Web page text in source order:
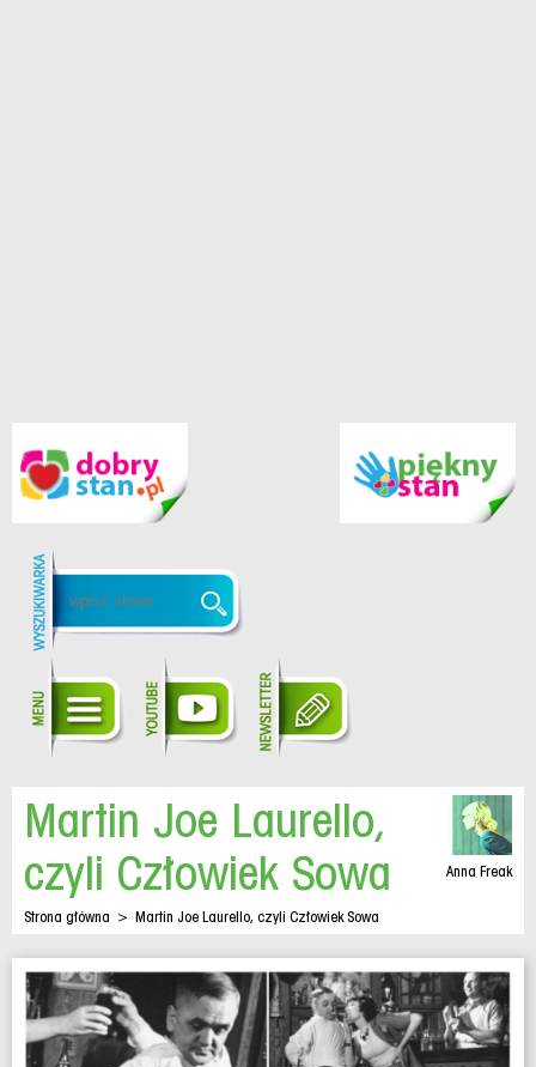
Anna Freak
Martin Joe Laurello,
czyli Człowiek Sowa
Strona główna > Martin Joe Laurello, czyli Człowiek Sowa